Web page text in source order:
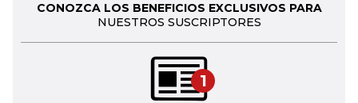
CONOZCA LOS BENEFICIOS EXCLUSIVOS PARA
NUESTROS SUSCRIPTORES
1